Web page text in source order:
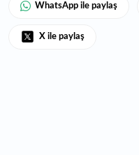
WhatsApp ile paylaş
X ile paylaş